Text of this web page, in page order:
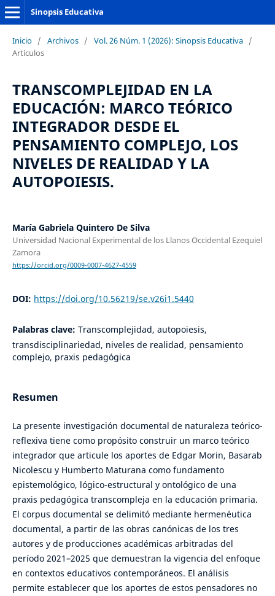
Sinopsis Educativa
Inicio / Archivos / Vol. 26 Núm. 1 (2026): Sinopsis Educativa /
Artículos
TRANSCOMPLEJIDAD EN LA
EDUCACIÓN: MARCO TEÓRICO
INTEGRADOR DESDE EL
PENSAMIENTO COMPLEJO, LOS
NIVELES DE REALIDAD Y LA
AUTOPOIESIS.
María Gabriela Quintero De Silva
Universidad Nacional Experimental de los Llanos Occidental Ezequiel
Zamora
https://orcid.org/0009-0007-4627-4559
DOI: https://doi.org/10.56219/se.v26i1.5440
Palabras clave: Transcomplejidad, autopoiesis,
transdisciplinariedad, niveles de realidad, pensamiento
complejo, praxis pedagógica
Resumen
La presente investigación documental de naturaleza teórico-
reflexiva tiene como propósito construir un marco teórico
integrador que articule los aportes de Edgar Morin, Basarab
Nicolescu y Humberto Maturana como fundamento
epistemológico, lógico-estructural y ontológico de una
praxis pedagógica transcompleja en la educación primaria.
El corpus documental se delimitó mediante hermenéutica
documental, a partir de las obras canónicas de los tres
autores y de producciones académicas arbitradas del
período 2021–2025 que demuestran la vigencia del enfoque
en contextos educativos contemporáneos. El análisis
permite establecer que los aportes de estos pensadores no